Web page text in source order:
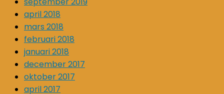
april 2018
mars 2018
februari 2018
januari 2018
december 2017
oktober 2017
april 2017